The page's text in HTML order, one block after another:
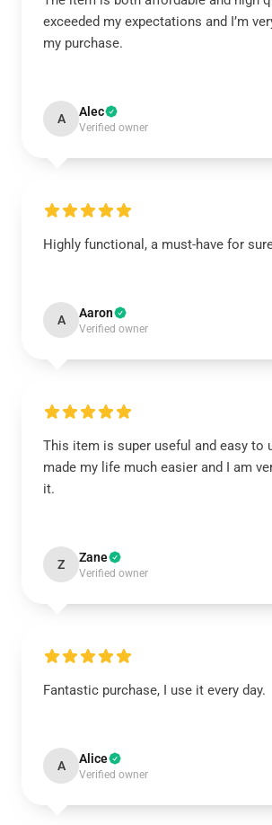
exceeded my expectations and I’m
my purchase.
A Alec
Verified owner
Highly functional, a must-have for
A Aaron
Verified owner
This item is super useful and easy to
made my life much easier and I am
it.
Z Zane
Verified owner
Fantastic purchase, I use it every day.
A Alice
Verified owner